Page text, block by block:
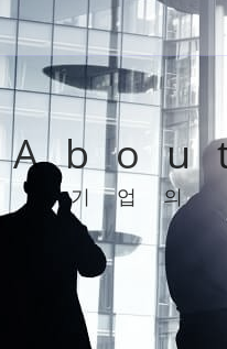
기업의